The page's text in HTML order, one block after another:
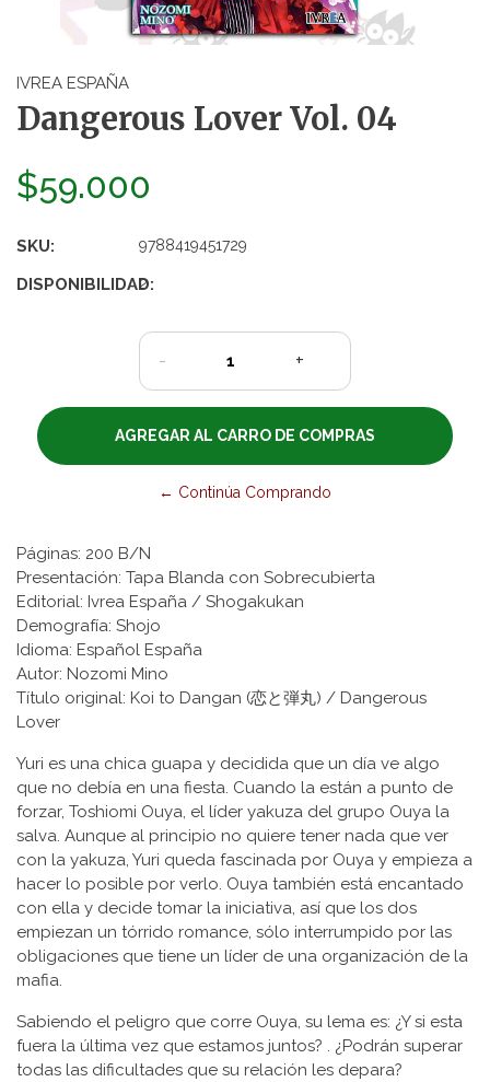
IVREA ESPAÑA
Dangerous Lover Vol. 04
$59.000
SKU: 9788419451729
DISPONIBILIDAD:
2
- +
← Continúa Comprando
Páginas: 200 B/N
Presentación: Tapa Blanda con Sobrecubierta
Editorial: Ivrea España / Shogakukan
Demografía: Shojo
Idioma: Español España
Autor: Nozomi Mino
Título original: Koi to Dangan (恋と弾丸) / Dangerous
Lover
Yuri es una chica guapa y decidida que un día ve algo
que no debía en una fiesta. Cuando la están a punto de
forzar, Toshiomi Ouya, el líder yakuza del grupo Ouya la
salva. Aunque al principio no quiere tener nada que ver
con la yakuza, Yuri queda fascinada por Ouya y empieza a
hacer lo posible por verlo. Ouya también está encantado
con ella y decide tomar la iniciativa, así que los dos
empiezan un tórrido romance, sólo interrumpido por las
obligaciones que tiene un líder de una organización de la
mafia.
Sabiendo el peligro que corre Ouya, su lema es: ¿Y si esta
fuera la última vez que estamos juntos? . ¿Podrán superar
todas las dificultades que su relación les depara?